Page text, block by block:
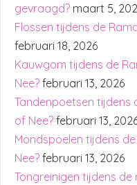
gevraagd? maart 5,
Flossen tijdens de
februari 18, 2026
Kauwgom tijdens de
Nee? februari 13, 2026
Tandenpoetsen tijdens
of Nee? februari 13,
Mondspoelen tijdens
Nee? februari 13, 2026
Tongreinigen tijdens